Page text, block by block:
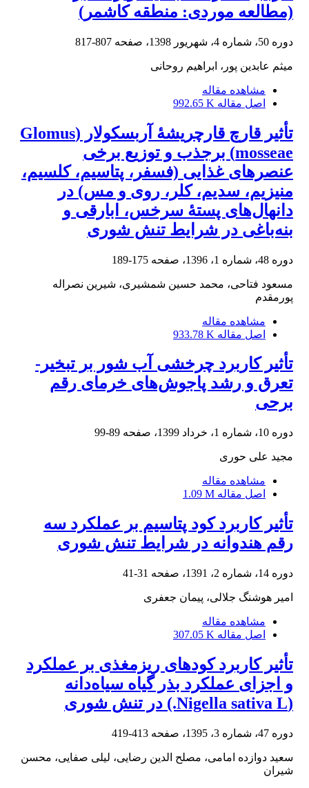
(مطالعه موردی: منطقه کاشمر)
دوره 50، شماره 4، شهریور 1398، صفحه 807-817
میثم عابدین پور، ابراهیم روحانی
مشاهده مقاله
اصل مقاله 992.65 K
تأثیر قارچ قارچریشۀ آربسکولار (Glomus
mosseae) برجذب و توزیع برخی
عنصرهای غذایی (فسفر، پتاسیم، کلسیم،
منیزیم، سدیم، کلر، روی و مس) در
دانهال‌های پستۀ سرخس، ابارقی و
بنه‌باغی در شرایط تنش شوری
دوره 48، شماره 1، 1396، صفحه 175-189
مسعود فتاحی، محمد حسین شمشیری، شیرین نصراله
پورمقدم
مشاهده مقاله
اصل مقاله 933.78 K
تأثیر کاربرد چرخشی آب شور بر تبخیر-
تعرق و رشد پاجوش‌های خرمای رقم
برحی
دوره 10، شماره 1، خرداد 1399، صفحه 89-99
مجید علی حوری
مشاهده مقاله
اصل مقاله 1.09 M
تأثیر کاربرد کود پتاسیم بر عملکرد سه
رقم هندوانه در شرایط تنش شوری
دوره 14، شماره 2، 1391، صفحه 31-41
امیر هوشنگ جلالی، پیمان جعفری
مشاهده مقاله
اصل مقاله 307.05 K
تأثیر کاربرد کودهای ریزمغذی بر عملکرد
و اجزای عملکرد بذر گیاه سیاه‌دانه
(Nigella sativa L.) در تنش شوری
دوره 47، شماره 3، 1395، صفحه 413-419
سعید دوازده امامی، مصلح الدین رضایی، لیلی صفایی، محسن
شیران